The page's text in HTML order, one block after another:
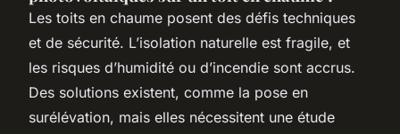
Les toits en chaume posent des défis techniques
et de sécurité. L’isolation naturelle est fragile, et
les risques d’humidité ou d’incendie sont accrus.
Des solutions existent, comme la pose en
surélévation, mais elles nécessitent une étude